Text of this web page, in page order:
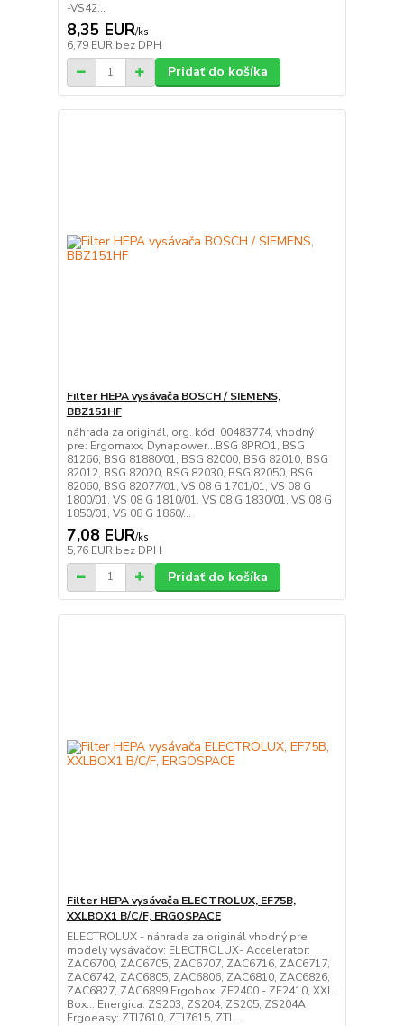
-VS42...
8,35 EUR/ks
6,79 EUR bez DPH
Pridať do košíka
Filter HEPA vysávača BOSCH / SIEMENS,
BBZ151HF
náhrada za originál, org. kód: 00483774, vhodný
pre: Ergomaxx, Dynapower...BSG 8PRO1, BSG
81266, BSG 81880/01, BSG 82000, BSG 82010, BSG
82012, BSG 82020, BSG 82030, BSG 82050, BSG
82060, BSG 82077/01, VS 08 G 1701/01, VS 08 G
1800/01, VS 08 G 1810/01, VS 08 G 1830/01, VS 08 G
1850/01, VS 08 G 1860/...
7,08 EUR/ks
5,76 EUR bez DPH
Pridať do košíka
Filter HEPA vysávača ELECTROLUX, EF75B,
XXLBOX1 B/C/F, ERGOSPACE
ELECTROLUX - náhrada za originál vhodný pre
modely vysávačov: ELECTROLUX- Accelerator:
ZAC6700, ZAC6705, ZAC6707, ZAC6716, ZAC6717,
ZAC6742, ZAC6805, ZAC6806, ZAC6810, ZAC6826,
ZAC6827, ZAC6899 Ergobox: ZE2400 - ZE2410, XXL
Box... Energica: ZS203, ZS204, ZS205, ZS204A
Ergoeasy: ZTI7610, ZTI7615, ZTI...